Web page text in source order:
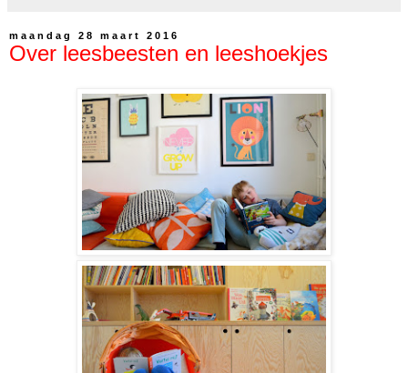
maandag 28 maart 2016
Over leesbeesten en leeshoekjes